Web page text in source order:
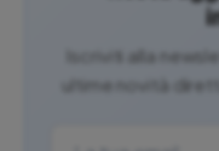
Iscriviti alla
ultime novità